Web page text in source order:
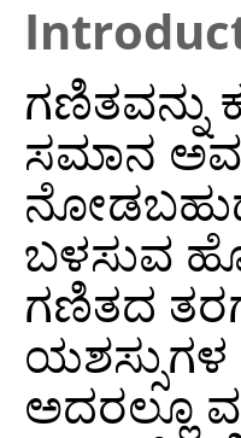
ಗಣಿತವನ್ನು
ಸಮಾನ
ಬಳಸುವ
ಗಣಿತದ
ಯಶಸ್ಸುಗಳ
ಅದರಲ್ಲೂ